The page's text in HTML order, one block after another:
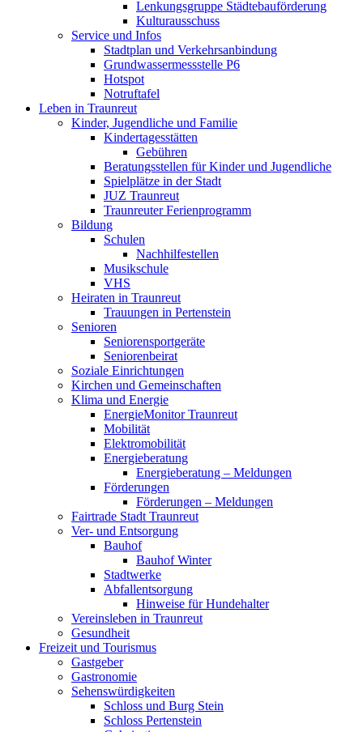
Lenkungsgruppe Städtebauförderung
Kulturausschuss
Service und Infos
Stadtplan und Verkehrsanbindung
Grundwassermessstelle P6
Hotspot
Notruftafel
Leben in Traunreut
Kinder, Jugendliche und Familie
Kindertagesstätten
Gebühren
Beratungsstellen für Kinder und Jugendliche
Spielplätze in der Stadt
JUZ Traunreut
Traunreuter Ferienprogramm
Bildung
Schulen
Nachhilfestellen
Musikschule
VHS
Heiraten in Traunreut
Trauungen in Pertenstein
Senioren
Seniorensportgeräte
Seniorenbeirat
Soziale Einrichtungen
Kirchen und Gemeinschaften
Klima und Energie
EnergieMonitor Traunreut
Mobilität
Elektromobilität
Energieberatung
Energieberatung – Meldungen
Förderungen
Förderungen – Meldungen
Fairtrade Stadt Traunreut
Ver- und Entsorgung
Bauhof
Bauhof Winter
Stadtwerke
Abfallentsorgung
Hinweise für Hundehalter
Vereinsleben in Traunreut
Gesundheit
Freizeit und Tourismus
Gastgeber
Gastronomie
Sehenswürdigkeiten
Schloss und Burg Stein
Schloss Pertenstein